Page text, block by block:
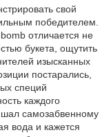
свой
победителем.
отличается не
букета, ощутить
изысканных
постарались,
специй
каждого
самозабвенному
вода и кажется